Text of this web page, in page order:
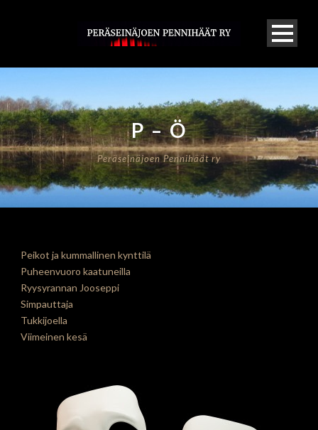
P – Ö
Peräseinäjoen Pennihäät ry
Peikot ja kummallinen kynttilä
Puheenvuoro kaatuneilla
Ryysyrannan Jooseppi
Simpauttaja
Tukkijoella
Viimeinen kesä